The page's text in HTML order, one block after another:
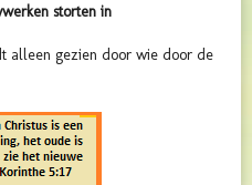
storten in
alleen gezien door wie door de